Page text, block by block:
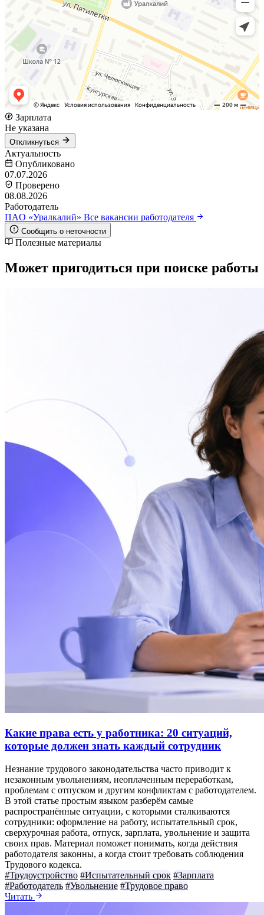
Зарплата
Не указана
Откликнуться
Актуальность
Опубликовано
07.07.2026
Проверено
08.08.2026
Работодатель
ПAO «Уралкалий» Все вакансии работодателя
Сообщить о неточности
Полезные материалы
Может пригодиться при поиске работы
Какие права есть у работника: 20 ситуаций,
которые должен знать каждый сотрудник
Незнание трудового законодательства часто приводит к
незаконным увольнениям, неоплаченным переработкам,
проблемам с отпуском и другим конфликтам с работодателем.
В этой статье простым языком разберём самые
распространённые ситуации, с которыми сталкиваются
сотрудники: оформление на работу, испытательный срок,
сверхурочная работа, отпуск, зарплата, увольнение и защита
своих прав. Материал поможет понимать, когда действия
работодателя законны, а когда стоит требовать соблюдения
Трудового кодекса.
#Трудоустройство #Испытательный срок #Зарплата
#Работодатель #Увольнение #Трудовое право
Читать